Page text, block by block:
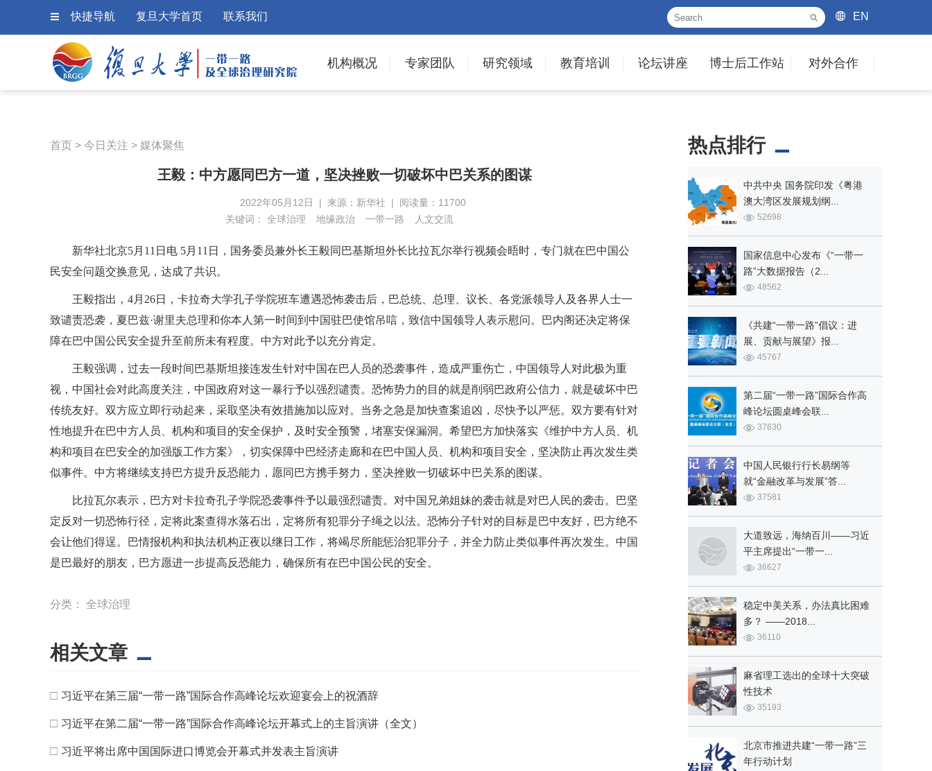
快捷导航 复旦大学首页 联系我们 EN
机构概况 专家团队 研究领域 教育培训 论坛讲座 博士后工作站 对外合作
首页 > 今日关注 > 媒体聚焦
王毅：中方愿同巴方一道，坚决挫败一切破坏中巴关系的图谋
2022年05月12日 | 来源：新华社 | 阅读量：11700
关键词： 全球治理 地缘政治 一带一路 人文交流
新华社北京5月11日电 5月11日，国务委员兼外长王毅同巴基斯坦外长比拉瓦尔举行视频会晤时，专门就在巴中国公
民安全问题交换意见，达成了共识。
王毅指出，4月26日，卡拉奇大学孔子学院班车遭遇恐怖袭击后，巴总统、总理、议长、各党派领导人及各界人士一
致谴责恐袭，夏巴兹·谢里夫总理和你本人第一时间到中国驻巴使馆吊唁，致信中国领导人表示慰问。巴内阁还决定将保
障在巴中国公民安全提升至前所未有程度。中方对此予以充分肯定。
王毅强调，过去一段时间巴基斯坦接连发生针对中国在巴人员的恐袭事件，造成严重伤亡，中国领导人对此极为重
视，中国社会对此高度关注，中国政府对这一暴行予以强烈谴责。恐怖势力的目的就是削弱巴政府公信力，就是破坏中巴
传统友好。双方应立即行动起来，采取坚决有效措施加以应对。当务之急是加快查案追凶，尽快予以严惩。双方要有针对
性地提升在巴中方人员、机构和项目的安全保护，及时安全预警，堵塞安保漏洞。希望巴方加快落实《维护中方人员、机
构和项目在巴安全的加强版工作方案》，切实保障中巴经济走廊和在巴中国人员、机构和项目安全，坚决防止再次发生类
似事件。中方将继续支持巴方提升反恐能力，愿同巴方携手努力，坚决挫败一切破坏中巴关系的图谋。
比拉瓦尔表示，巴方对卡拉奇孔子学院恐袭事件予以最强烈谴责。对中国兄弟姐妹的袭击就是对巴人民的袭击。巴坚
定反对一切恐怖行径，定将此案查得水落石出，定将所有犯罪分子绳之以法。恐怖分子针对的目标是巴中友好，巴方绝不
会让他们得逞。巴情报机构和执法机构正夜以继日工作，将竭尽所能惩治犯罪分子，并全力防止类似事件再次发生。中国
是巴最好的朋友，巴方愿进一步提高反恐能力，确保所有在巴中国公民的安全。
分类： 全球治理
相关文章
□ 习近平在第三届“一带一路”国际合作高峰论坛欢迎宴会上的祝酒辞
□ 习近平在第二届“一带一路”国际合作高峰论坛开幕式上的主旨演讲（全文）
□ 习近平将出席中国国际进口博览会开幕式并发表主旨演讲
热点排行
中共中央 国务院印发《粤港
澳大湾区发展规划纲...
52698
国家信息中心发布《“一带一
路”大数据报告（2...
48562
《共建“一带一路”倡议：进
展、贡献与展望》报...
45767
第二届“一带一路”国际合作高
峰论坛圆桌峰会联...
37630
中国人民银行行长易纲等
就“金融改革与发展”答...
37581
大道致远，海纳百川——习近
平主席提出“一带一...
36627
稳定中美关系，办法真比困难
多？ ——2018...
36110
麻省理工选出的全球十大突破
性技术
35193
北京市推进共建“一带一路”三
年行动计划